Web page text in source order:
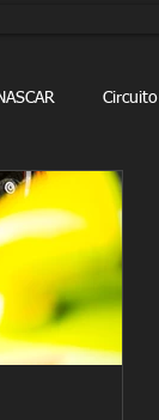
Circuito
H